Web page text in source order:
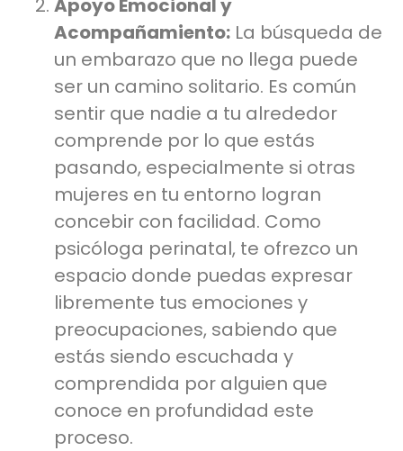
Apoyo Emocional y
Acompañamiento: La búsqueda de
un embarazo que no llega puede
ser un camino solitario. Es común
sentir que nadie a tu alrededor
comprende por lo que estás
pasando, especialmente si otras
mujeres en tu entorno logran
concebir con facilidad. Como
psicóloga perinatal, te ofrezco un
espacio donde puedas expresar
libremente tus emociones y
preocupaciones, sabiendo que
estás siendo escuchada y
comprendida por alguien que
conoce en profundidad este
proceso.